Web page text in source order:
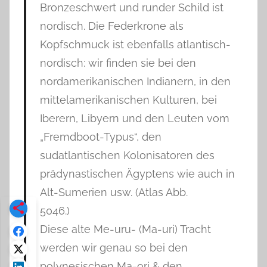
Bronzeschwert und runder Schild ist
nordisch. Die Federkrone als
Kopfschmuck ist ebenfalls atlantisch-
nordisch: wir finden sie bei den
nordamerikanischen Indianern, in den
mittelamerikanischen Kulturen, bei
Iberern, Libyern und den Leuten vom
„Fremdboot-Typus“, den
sudatlantischen Kolonisatoren des
prädynastischen Ägyptens wie auch in
Alt-Sumerien usw. (Atlas Abb.
5046.)
Diese alte Me-uru- (Ma-uri) Tracht
werden wir genau so bei den